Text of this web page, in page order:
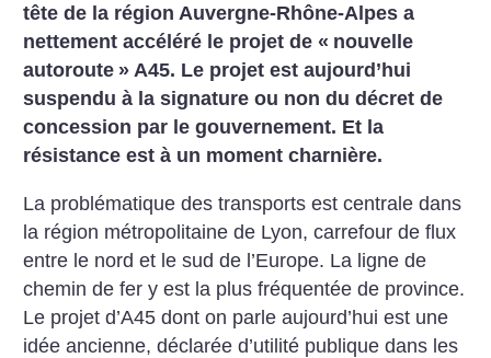
tête de la région Auvergne-Rhône-Alpes a
nettement accéléré le projet de « nouvelle
autoroute » A45. Le projet est aujourd’hui
suspendu à la signature ou non du décret de
concession par le gouvernement. Et la
résistance est à un moment charnière.
La problématique des transports est centrale dans
la région métropolitaine de Lyon, carrefour de flux
entre le nord et le sud de l’Europe. La ligne de
chemin de fer y est la plus fréquentée de province.
Le projet d’A45 dont on parle aujourd’hui est une
idée ancienne, déclarée d’utilité publique dans les